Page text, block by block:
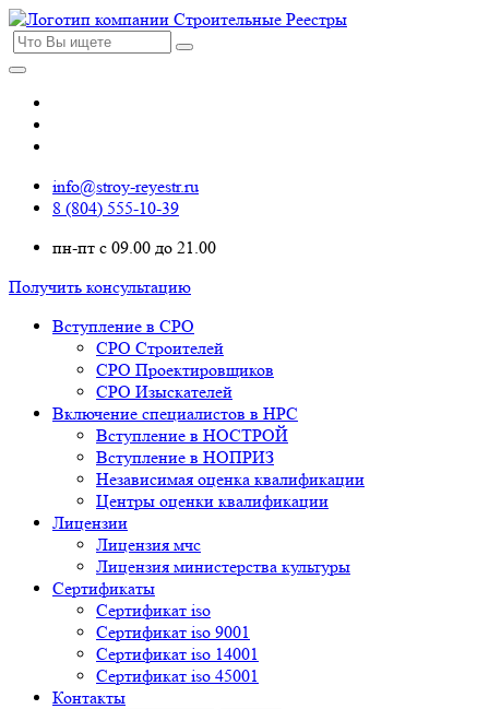
info@stroy-reyestr.ru
8 (804) 555-10-39
пн-пт с 09.00 до 21.00
Получить консультацию
Вступление в СРО
СРО Строителей
СРО Проектировщиков
СРО Изыскателей
Включение специалистов в НРС
Вступление в НОСТРОЙ
Вступление в НОПРИЗ
Независимая оценка квалификации
Центры оценки квалификации
Лицензии
Лицензия мчс
Лицензия министерства культуры
Сертификаты
Сертификат iso
Сертификат iso 9001
Сертификат iso 14001
Сертификат iso 45001
Контакты